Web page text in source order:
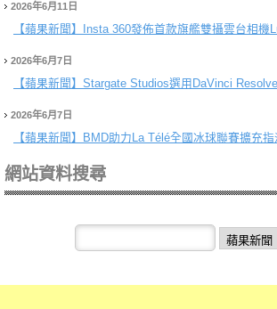
2026年6月11日
【蘋果新聞】 Insta 360發佈首款旗艦雙攝雲台相機
2026年6月7日
【蘋果新聞】 Stargate Studios選用DaVinci
2026年6月7日
【蘋果新聞】 BMD助力La Télé全國冰球聯賽擴充
網站資料搜尋